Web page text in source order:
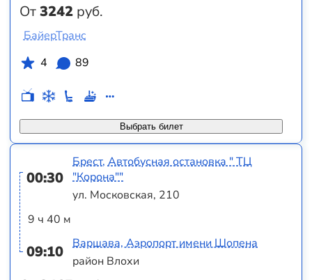
От3242 руб.
Выбрать билет
БайерТранс
4
89
00:30
9 ч 40 м
09:10
Брест, Автобусная остановка " ТЦ
"Корона""
ул. Московская, 210
Варшава, Аэропорт имени Шопена
район Влохи